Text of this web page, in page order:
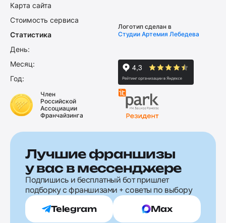
Карта сайта
Стоимость сервиса
Статистика
День:
Месяц:
Год:
Логотип сделан в
Студии Артемия Лебедева
Член
Российской
Ассоциации
Франчайзинга
Лучшие франшизы
у вас в мессенджере
Подпишись и бесплатный бот пришлет
подборку с франшизами + советы по выбору
Telegram Max